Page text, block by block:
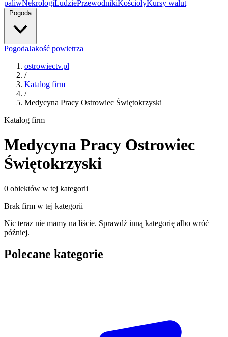
paliwNekrologiLudziePrzewodnikiKościołyKursy walut
Pogoda
PogodaJakość powietrza
ostrowiectv.pl
/
Katalog firm
/
Medycyna Pracy Ostrowiec Świętokrzyski
Katalog firm
Medycyna Pracy Ostrowiec
Świętokrzyski
0 obiektów w tej kategorii
Brak firm w tej kategorii
Nic teraz nie mamy na liście. Sprawdź inną kategorię albo wróć
później.
Polecane kategorie